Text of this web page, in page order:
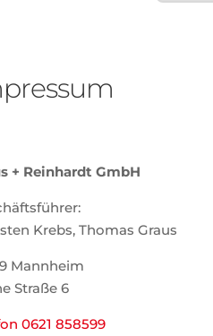
+ Reinhardt GmbH
Krebs, Thomas Graus
Mannheim
Straße 6
0621 858599